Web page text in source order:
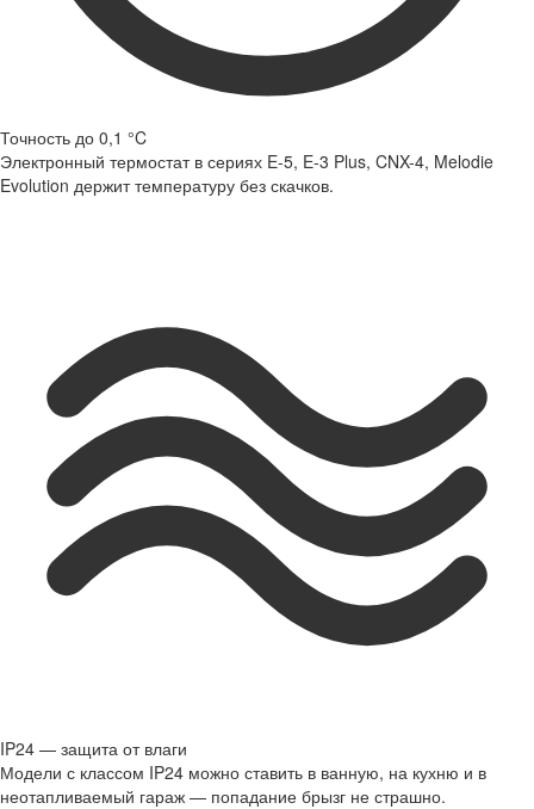
Точность до 0,1 °C
Электронный термостат в сериях E-5, E-3 Plus, CNX-4, Melodie
Evolution держит температуру без скачков.
IP24 — защита от влаги
Модели с классом IP24 можно ставить в ванную, на кухню и в
неотапливаемый гараж — попадание брызг не страшно.